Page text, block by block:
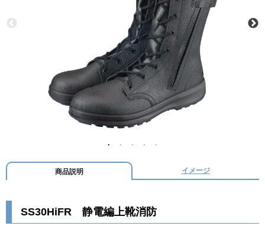
商品説明 イメージ
SS30HiFR 静電編上靴消防